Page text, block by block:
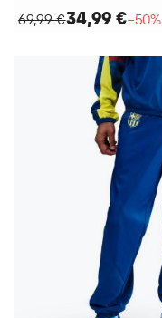
69,99 €34,99 €−50%